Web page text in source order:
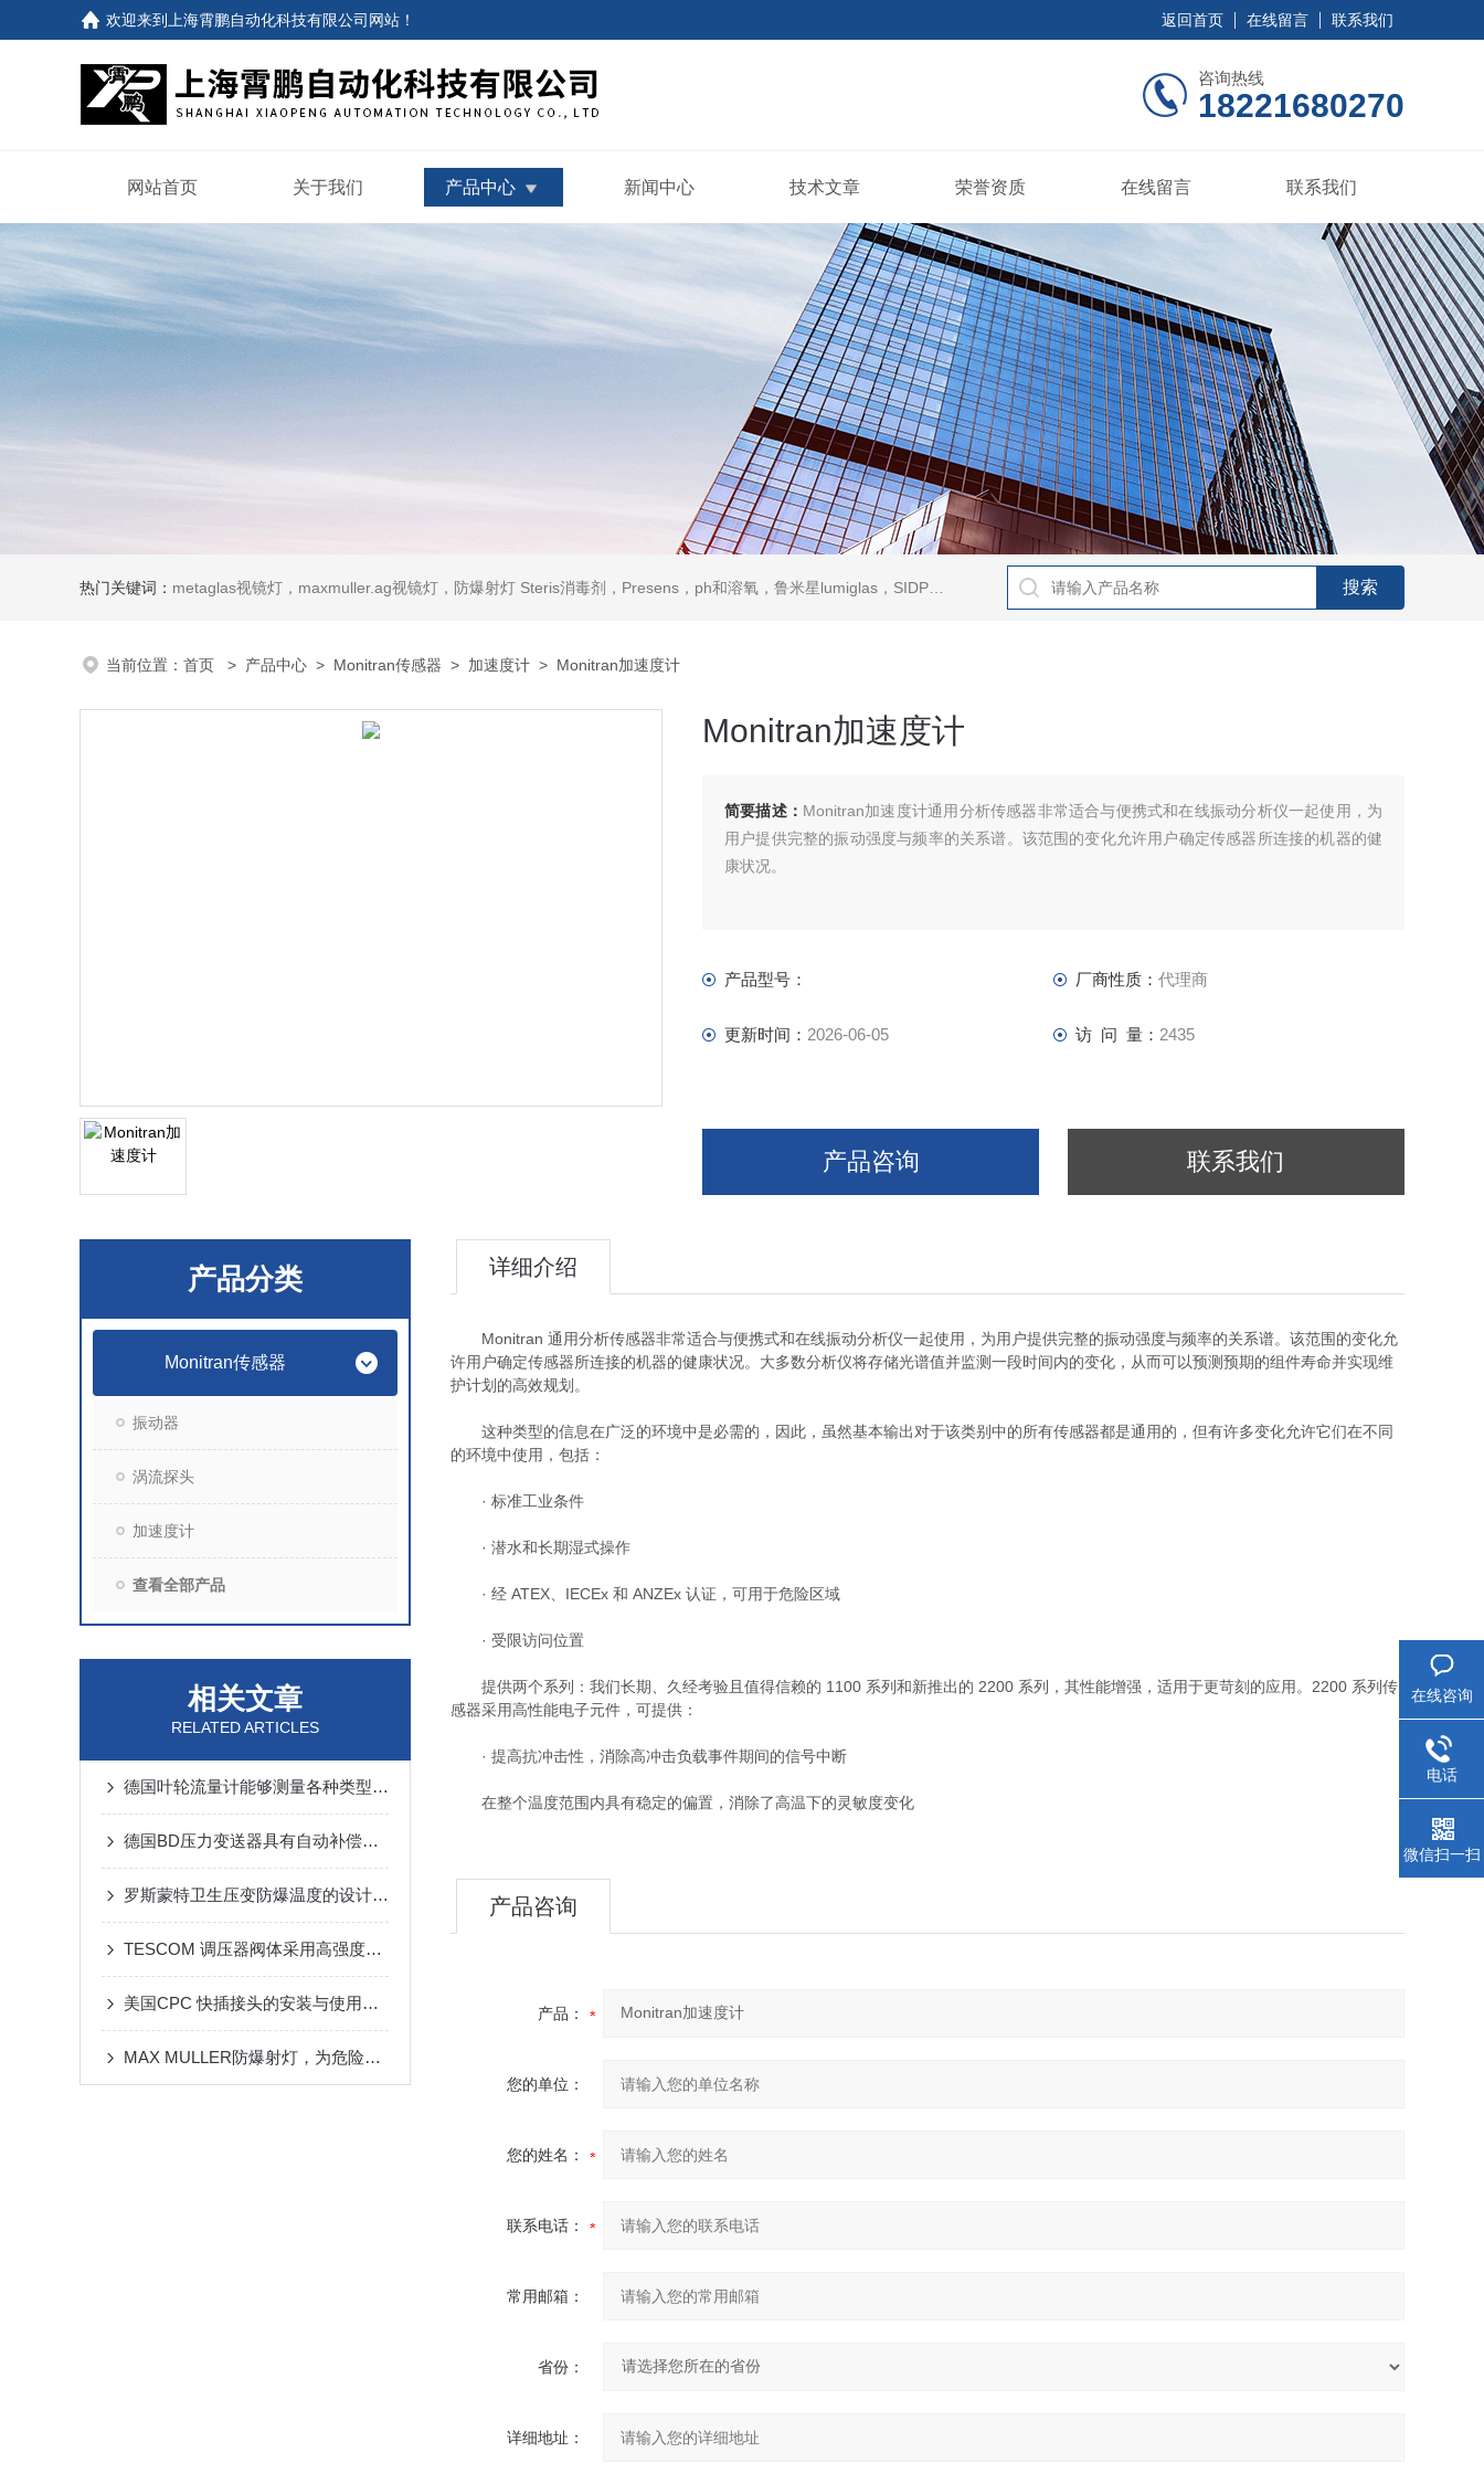
欢迎来到 上海霄鹏自动化科技有限公司网站 ！ 返回首页 在线留言 联系我们
咨询热线
18221680270
网站首页 关于我们 产品中心 新闻中心 技术文章 荣誉资质 在线留言 联系我们
热门关键词： metaglas视镜灯，maxmuller.ag视镜灯，防爆射灯 Steris消毒剂，Presens，ph和溶氧，鲁米星lumiglas，SIDPH露点仪，进口气体分析仪
当前位置： 首页 > 产品中心 > Monitran传感器 > 加速度计 > Monitran加速度计
Monitran加速度计
简要描述： Monitran加速度计通用分析传感器非常适合与便携式和在线振动分析仪一起使用，为
用户提供完整的振动强度与频率的关系谱。该范围的变化允许用户确定传感器所连接的机器的健
康状况。
产品型号： 厂商性质： 代理商
更新时间： 2026-06-05 访 问 量： 2435
产品咨询 联系我们
产品分类
Monitran传感器
振动器
涡流探头
加速度计
查看全部产品
相关文章
RELATED ARTICLES
德国叶轮流量计能够测量各种类型的流体
德国BD压力变送器具有自动补偿能力，数据处理方便、准确
罗斯蒙特卫生压变防爆温度的设计和制造标准
TESCOM 调压器阀体采用高强度耐腐蚀金属或工程塑料制成
美国CPC 快插接头的安装与使用注意事项
MAX MULLER防爆射灯，为危险环境提供高效照明解决方案
详细介绍
Monitran 通用分析传感器非常适合与便携式和在线振动分析仪一起使用，为用户提供完整的振动强度与频率的关系谱。该范围的变化允
许用户确定传感器所连接的机器的健康状况。大多数分析仪将存储光谱值并监测一段时间内的变化，从而可以预测预期的组件寿命并实现维
护计划的高效规划。
这种类型的信息在广泛的环境中是必需的，因此，虽然基本输出对于该类别中的所有传感器都是通用的，但有许多变化允许它们在不同
的环境中使用，包括：
· 标准工业条件
· 潜水和长期湿式操作
· 经 ATEX、IECEx 和 ANZEx 认证，可用于危险区域
· 受限访问位置
提供两个系列：我们长期、久经考验且值得信赖的 1100 系列和新推出的 2200 系列，其性能增强，适用于更苛刻的应用。2200 系列传
感器采用高性能电子元件，可提供：
· 提高抗冲击性，消除高冲击负载事件期间的信号中断
在整个温度范围内具有稳定的偏置，消除了高温下的灵敏度变化
产品咨询
产品：
您的单位：
您的姓名：
联系电话：
常用邮箱：
省份：
详细地址：
在线咨询
电话
微信扫一扫